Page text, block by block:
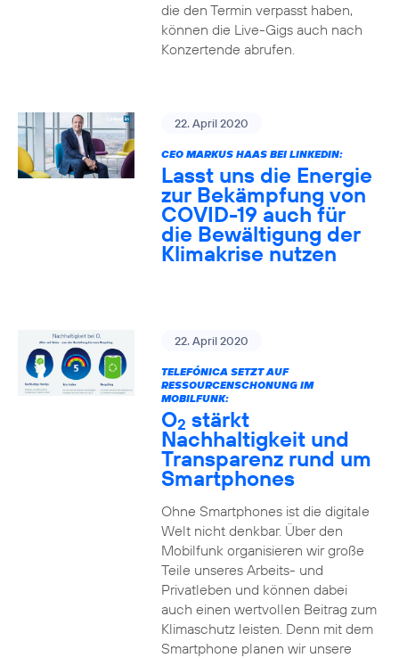
die den Termin verpasst haben,
können die Live-Gigs auch nach
Konzertende abrufen.
22. April 2020
CEO MARKUS HAAS BEI LINKEDIN:
Lasst uns die Energie
zur Bekämpfung von
COVID-19 auch für
die Bewältigung der
Klimakrise nutzen
22. April 2020
TELEFÓNICA SETZT AUF
RESSOURCENSCHONUNG IM
MOBILFUNK:
O2 stärkt
Nachhaltigkeit und
Transparenz rund um
Smartphones
Ohne Smartphones ist die digitale
Welt nicht denkbar. Über den
Mobilfunk organisieren wir große
Teile unseres Arbeits- und
Privatleben und können dabei
auch einen wertvollen Beitrag zum
Klimaschutz leisten. Denn mit dem
Smartphone planen wir unsere